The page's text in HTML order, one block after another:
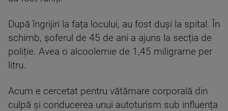
După îngrijiri la fața locului, au fost duși la spital. În
schimb, șoferul de 45 de ani a ajuns la secția de
poliție. Avea o alcoolemie de 1,45 miligrame per
litru.
Acum e cercetat pentru vătămare corporală din
culpă și conducerea unui autoturism sub influența